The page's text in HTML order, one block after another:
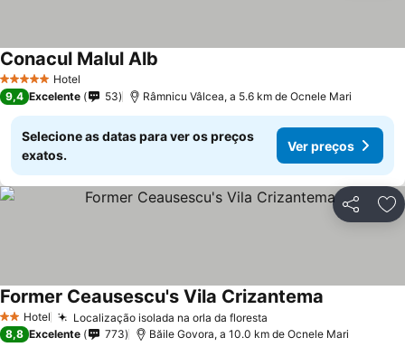
5 Estrelas Hotel
Conacul Malul Alb
9,4 Excelente 53 Râmnicu Vâlcea, a 5.6 km de Ocnele Mari
Selecione as datas para ver os preços
exatos.
Ver preços
Partilhar
2 Estrelas
Hotel Localização isolada na orla da floresta
Former Ceausescu's Vila Crizantema
8,8 Excelente 773 Băile Govora, a 10.0 km de Ocnele Mari